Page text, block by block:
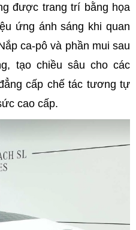
được trang trí bằng họa
ứng ánh sáng khi quan
ca-pô và phần mui sau
tạo chiều sâu cho các
cấp chế tác tương tự
cao cấp.